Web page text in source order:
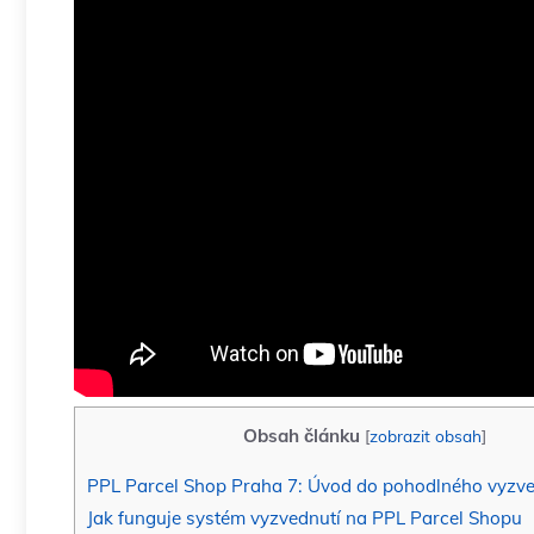
Obsah článku [zobrazit obsah]
PPL Parcel Shop Praha 7: Úvod do pohodlného
Jak funguje systém vyzvednutí na PPL Parcel Shopu